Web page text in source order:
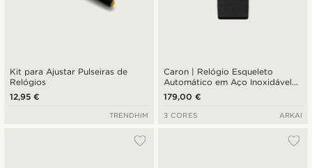
Kit para Ajustar Pulseiras de
Relógios
12,95 €
TRENDHIM
Caron | Relógio Esqueleto
Automático em Aço Inoxidável
Preto
179,00 €
3 CORES ARKAI